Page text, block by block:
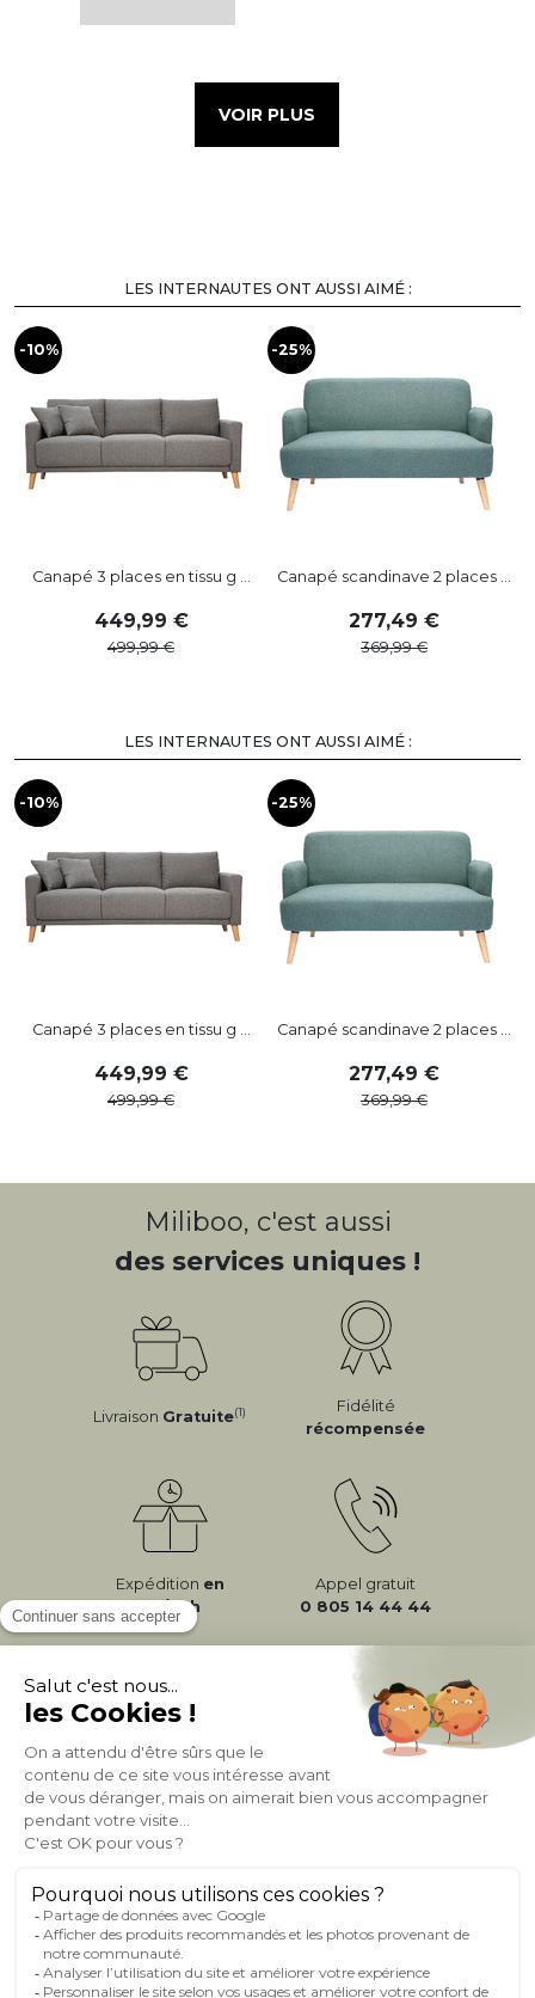
VOIR PLUS
LES INTERNAUTES ONT AUSSI AIMÉ :
-10%
Canapé 3 places en tissu g ...
449,99
499,99
-25%
Canapé scandinave 2 places ...
277,49
369,99
LES INTERNAUTES ONT AUSSI AIMÉ :
-10%
Canapé 3 places en tissu g ...
449,99
499,99
-25%
Canapé scandinave 2 places ...
277,49
369,99
Miliboo, c'est aussi
des services uniques !
Livraison Gratuite(1)
Fidélité
récompensée
Expédition en
24/72h
Appel gratuit
0 805 14 44 44
À PROPOS DE MILIBOO
AIDE & CONTACT